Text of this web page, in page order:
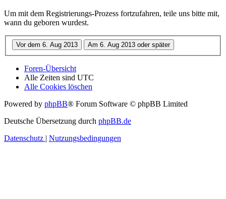
Um mit dem Registrierungs-Prozess fortzufahren, teile uns bitte mit,
wann du geboren wurdest.
Foren-Übersicht
Alle Zeiten sind UTC
Alle Cookies löschen
Powered by phpBB® Forum Software © phpBB Limited
Deutsche Übersetzung durch phpBB.de
Datenschutz | Nutzungsbedingungen